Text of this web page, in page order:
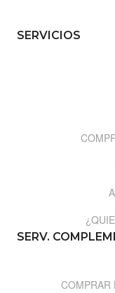
SERVICIOS
SERV.
COMPRAR